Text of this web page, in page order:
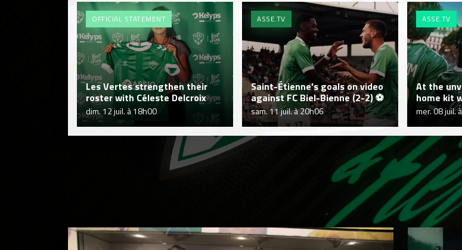
OFFICIAL STATEMENT
Les Vertes strengthen their
roster with Céleste Delcroix
dim. 12 juil. à 18h00
ASSE.TV
Saint-Étienne's goals on video
against FC Biel-Bienne (2-2) ⚽
sam. 11 juil. à 20h06
ASSE.TV
At the
home kit
mer. 08 juil.
EXPÉRIENCES